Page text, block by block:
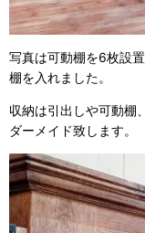
写真は可動棚を6枚設
棚を入れました。
収納は引出しや可動棚
ダーメイド致します。